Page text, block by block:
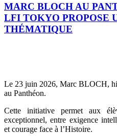
MARC BLOCH AU
LFI TOKYO PROPOSE
THÉMATIQUE
Le 23 juin 2026, Marc BLOCH,
au Panthéon.
Cette initiative permet aux
exceptionnel, entre exigence
et courage face à l’Histoire.